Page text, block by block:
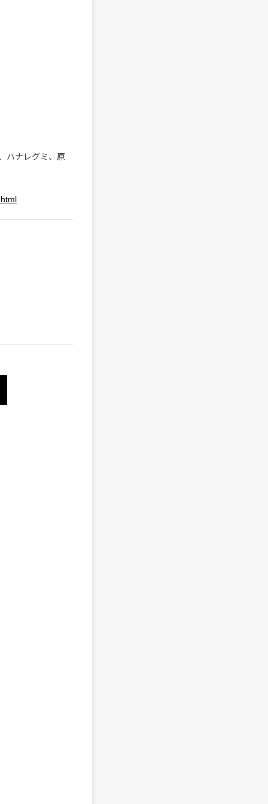
ハナレグミ、原